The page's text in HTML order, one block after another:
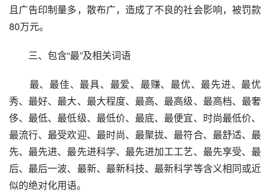
且广告印制量多，散布广，造成了不良的社会影响，被罚款
80万元。
三、包含“最”及相关词语
最、最佳、最具、最爱、最赚、最优、最先进、最优
秀、最好、最大、最大程度、最高、最高级、最高档、最奢
侈、最低、最低级、最低价、最底、最便宜、时尚最低价、
最流行、最受欢迎、最时尚、最聚拢、最符合、最舒适、最
先、最先进、最先进科学、最先进加工工艺、最先享受、最
后、最后一波、最新、最新科技、最新科学等含义相同或近
似的绝对化用语。